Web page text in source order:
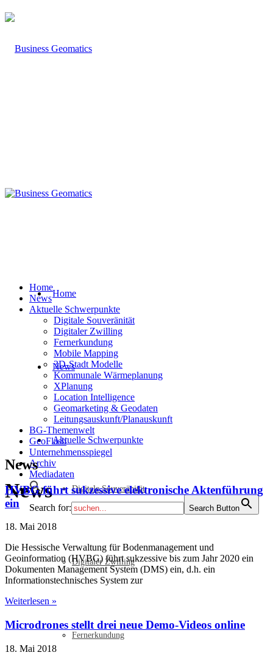
Home
News
Aktuelle Schwerpunkte
Digitale Souveränität
Digitaler Zwilling
Fernerkundung
Home
News
Aktuelle Schwerpunkte
Digitale Souveränität
Digitaler Zwilling
Fernerkundung
Mobile Mapping
3D-Stadt Modelle
Kommunale Wärmeplanung
XPlanung
Location Intelligence
Geomarketing & Geodaten
Leitungsauskunft/Planauskunft
BG-Themenwelt
GeoFlash
Unternehmensspiegel
Archiv
Mediadaten
Search for: Search Button
News
News
HVBG führt sukzessive elektronische Aktenführung
ein
18. Mai 2018
Die Hessische Verwaltung für Bodenmanagement und
Geoinformation (HVBG) führt sukzessive bis zum Jahr 2020 ein
Dokumenten Management System (DMS) ein, d.h. ein
Informationstechnisches System zur
Weiterlesen »
Microdrones stellt drei neue Demo-Videos online
18. Mai 2018